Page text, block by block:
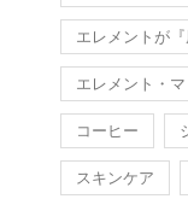
エレメントが
エレメント・
コーヒー
スキンケア